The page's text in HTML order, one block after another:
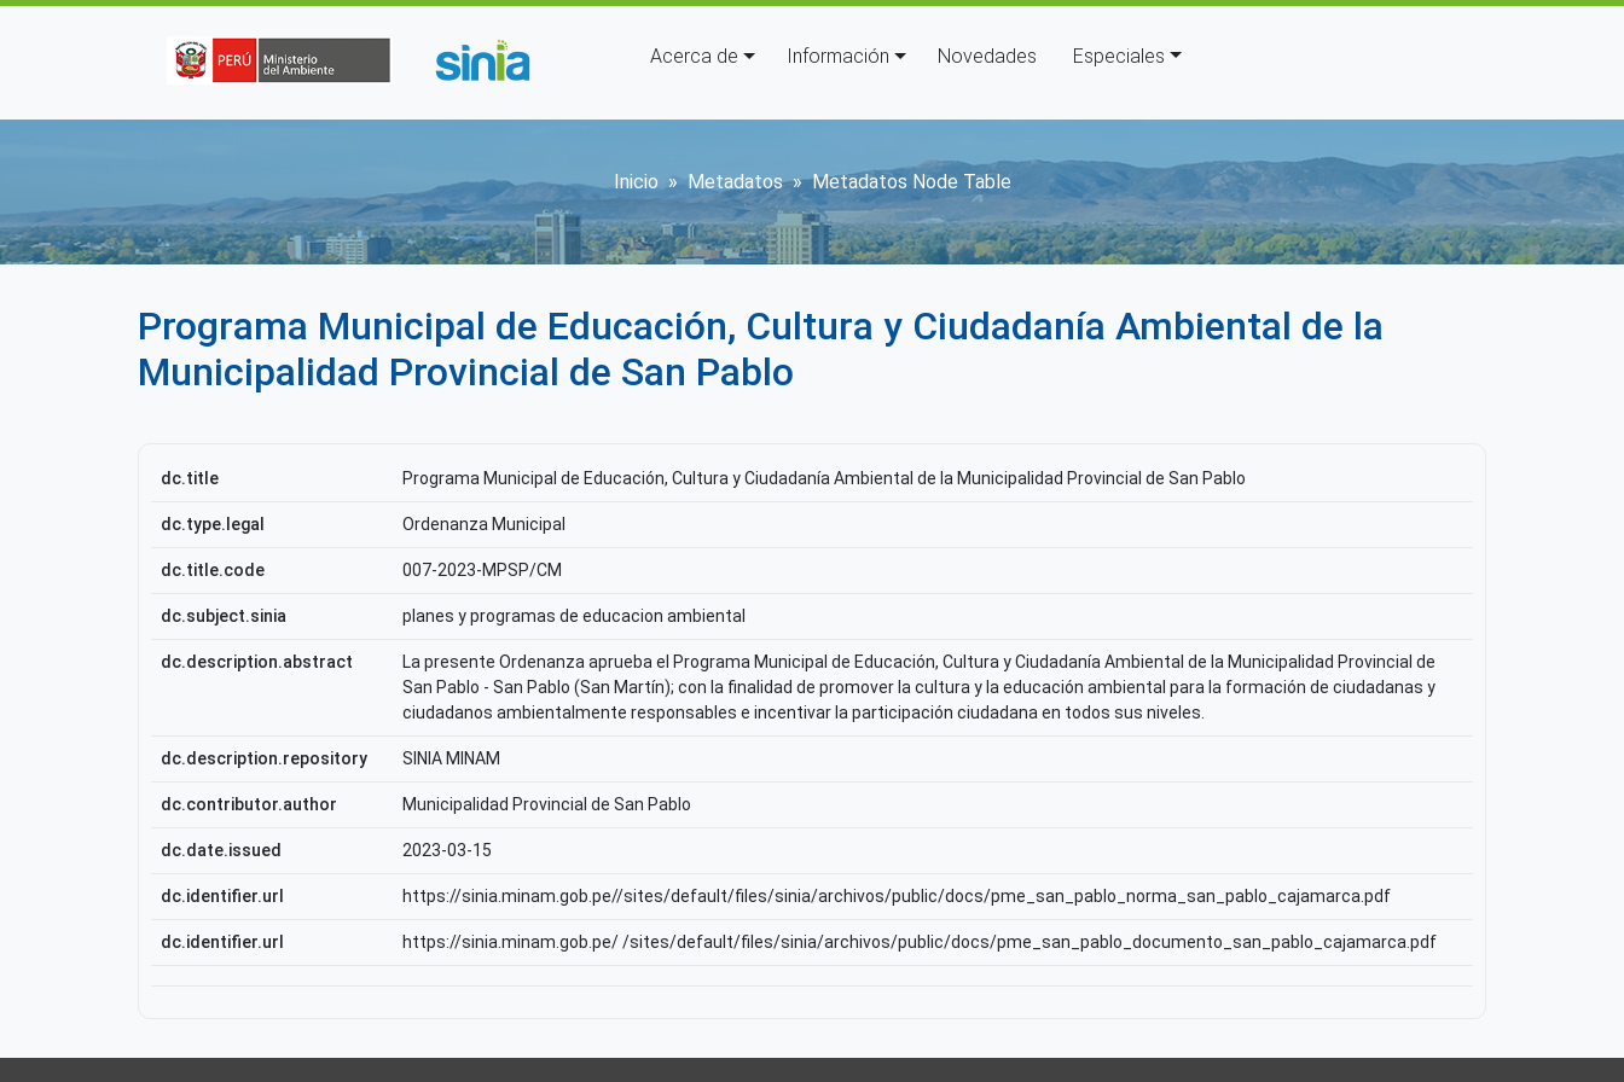
Navegación principal
Acerca de Información Novedades Especiales
Sobrescribir enlaces de ayuda a la navegación
Inicio Metadatos Metadatos Node Table
Programa Municipal de Educación, Cultura y Ciudadanía Ambiental de la
Municipalidad Provincial de San Pablo
dc.title Programa Municipal de Educación, Cultura y Ciudadanía Ambiental de la Municipalidad Provincial de San Pablo
dc.type.legal Ordenanza Municipal
dc.title.code 007-2023-MPSP/CM
dc.subject.sinia planes y programas de educacion ambiental
dc.description.abstract
La presente Ordenanza aprueba el Programa Municipal de Educación, Cultura y Ciudadanía Ambiental de la Municipalidad Provincial de
San Pablo - San Pablo (San Martín); con la finalidad de promover la cultura y la educación ambiental para la formación de ciudadanas y
ciudadanos ambientalmente responsables e incentivar la participación ciudadana en todos sus niveles.
dc.description.repository SINIA MINAM
dc.contributor.author Municipalidad Provincial de San Pablo
dc.date.issued 2023-03-15
dc.identifier.url https://sinia.minam.gob.pe//sites/default/files/sinia/archivos/public/docs/pme_san_pablo_norma_san_pablo_cajamarca.pdf
dc.identifier.url https://sinia.minam.gob.pe/ /sites/default/files/sinia/archivos/public/docs/pme_san_pablo_documento_san_pablo_cajamarca.pdf